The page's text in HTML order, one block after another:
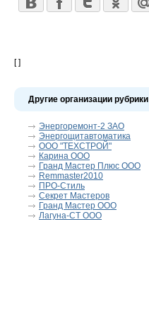
[ ]
Другие организации
Энергоремонт-2 ЗАО
Энергощитавтоматика
ООО "ТЕХСТРОЙ"
Карина ООО
Гранд Мастер Плюс ООО
Remmaster2010
ПРО-Стиль
Секрет Мастеров
Гранд Мастер ООО
Лагуна-СТ ООО